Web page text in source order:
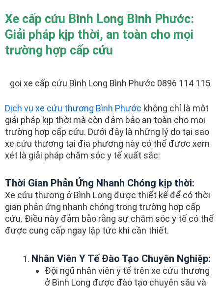
Xe cấp cứu Bình Long Bình Phước:
Giải pháp kịp thời, an toàn cho mọi
trường hợp cấp cứu
gọi xe cấp cứu Bình Long Bình Phước 0896 114 115
Dịch vụ xe cứu thương Bình Phước không chỉ là một
giải pháp kịp thời mà còn đảm bảo an toàn cho mọi
trường hợp cấp cứu. Dưới đây là những lý do tại sao
xe cứu thương tại địa phương này có thể được xem
xét là giải pháp chăm sóc y tế xuất sắc:
Thời Gian Phản Ứng Nhanh Chóng kịp thời:
Xe cứu thương ở Bình Long được thiết kế để có thời
gian phản ứng nhanh chóng trong trường hợp cấp
cứu. Điều này đảm bảo rằng sự chăm sóc y tế có thể
được cung cấp ngay lập tức khi cần thiết.
Nhân Viên Y Tế Đào Tạo Chuyên Nghiệp:
Đội ngũ nhân viên y tế trên xe cứu thương
ở Bình Long được đào tạo chuyên sâu và